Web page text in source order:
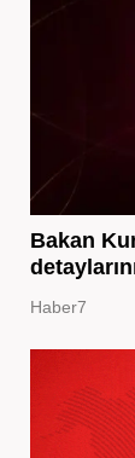
Bakan
Haber7